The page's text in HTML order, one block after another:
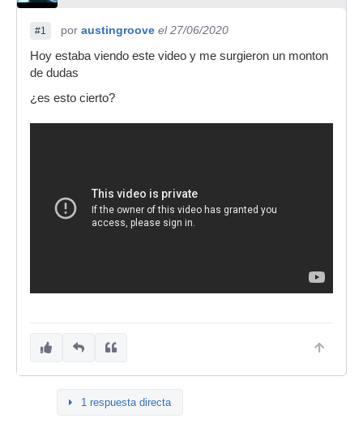
#1 por austingroove el 27/06/2020
Hoy estaba viendo este video y me surgieron un monton
de dudas
¿es esto cierto?
1 respuesta directa